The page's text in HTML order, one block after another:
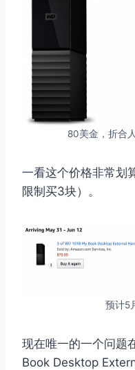
80美金，折合
一看这个价格非常划
限制买3块）。
预计5
现在唯一的一个问题
Book Desktop